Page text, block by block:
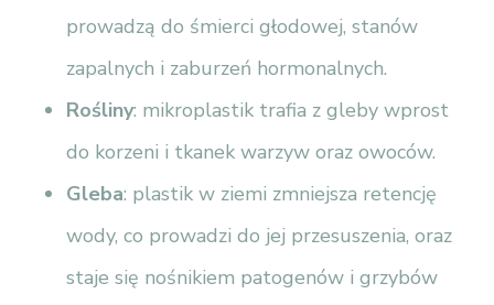
prowadzą do śmierci głodowej, stanów
zapalnych i zaburzeń hormonalnych.
Rośliny: mikroplastik trafia z gleby wprost
do korzeni i tkanek warzyw oraz owoców.
Gleba: plastik w ziemi zmniejsza retencję
wody, co prowadzi do jej przesuszenia, oraz
staje się nośnikiem patogenów i grzybów